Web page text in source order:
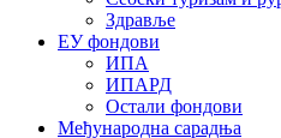
Здравље
ЕУ фондови
ИПА
ИПАРД
Остали фондови
Међународна сарадња